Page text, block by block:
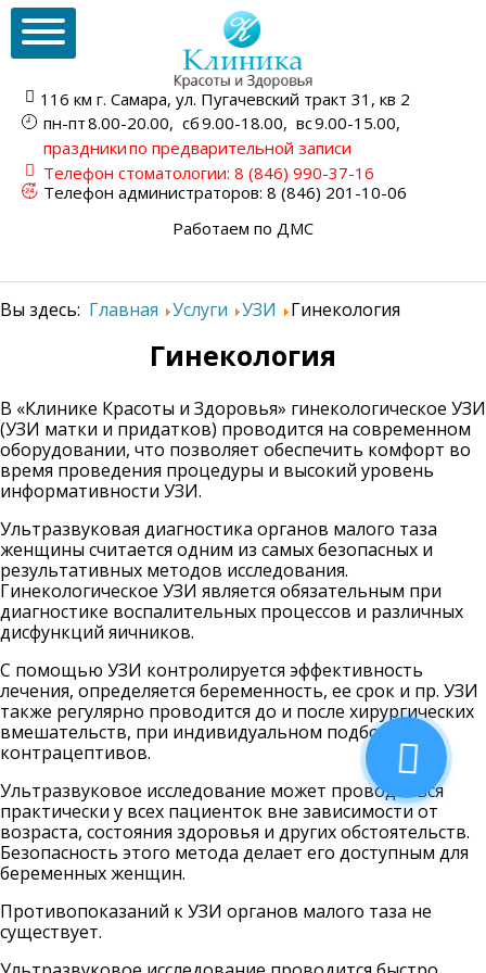
116 км г. Самара, ул. Пугачевский тракт 31, кв 2
пн-пт8.00-20.00, сб9.00-18.00, вс9.00-15.00,
праздникипо предварительной записи
Телефон стоматологии: 8 (846) 990-37-16
Телефон администраторов: 8 (846) 201-10-06
Работаем по ДМС
Вы здесь: Главная Услуги УЗИ Гинекология
Гинекология
В «Клинике Красоты и Здоровья» гинекологическое УЗИ
(УЗИ матки и придатков) проводится на современном
оборудовании, что позволяет обеспечить комфорт во
время проведения процедуры и высокий уровень
информативности УЗИ.
Ультразвуковая диагностика органов малого таза
женщины считается одним из самых безопасных и
результативных методов исследования.
Гинекологическое УЗИ является обязательным при
диагностике воспалительных процессов и различных
дисфункций яичников.
С помощью УЗИ контролируется эффективность
лечения, определяется беременность, ее срок и пр. УЗИ
также регулярно проводится до и после хирургических
вмешательств, при индивидуальном подборе
контрацептивов.
Ультразвуковое исследование может проводиться
практически у всех пациенток вне зависимости от
возраста, состояния здоровья и других обстоятельств.
Безопасность этого метода делает его доступным для
беременных женщин.
Противопоказаний к УЗИ органов малого таза не
существует.